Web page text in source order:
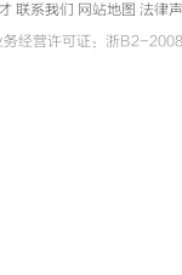
联系我们 网站地图 法律
务经营许可证：浙B2-